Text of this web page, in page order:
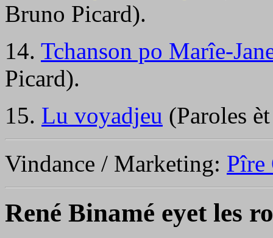
Bruno Picard).
14. Tchanson po Marîe-
Picard).
15. Lu voyadjeu (Paroles
Vindance / Marketing: Pîre
René Binamé eyet les